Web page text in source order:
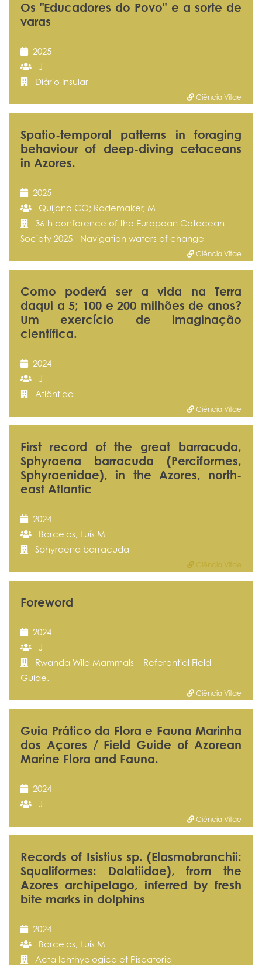
Os "Educadores do Povo" e a sorte de
varas
2025
J
Diário Insular
Ciência Vitae
Spatio-temporal patterns in foraging
behaviour of deep-diving cetaceans
in Azores.
2025
Quijano CO; Rademaker, M
36th conference of the European Cetacean
Society 2025 - Navigation waters of change
Ciência Vitae
Como poderá ser a vida na Terra
daqui a 5; 100 e 200 milhões de anos?
Um exercício de imaginação
científica.
2024
J
Atlântida
Ciência Vitae
First record of the great barracuda,
Sphyraena barracuda (Perciformes,
Sphyraenidae), in the Azores, north-
east Atlantic
2024
Barcelos, Luís M
Sphyraena barracuda
Ciência Vitae
Foreword
2024
J
Rwanda Wild Mammals – Referential Field
Guide.
Ciência Vitae
Guia Prático da Flora e Fauna Marinha
dos Açores / Field Guide of Azorean
Marine Flora and Fauna.
2024
J
Ciência Vitae
Records of Isistius sp. (Elasmobranchii:
Squaliformes: Dalatiidae), from the
Azores archipelago, inferred by fresh
bite marks in dolphins
2024
Barcelos, Luís M
Acta Ichthyologica et Piscatoria